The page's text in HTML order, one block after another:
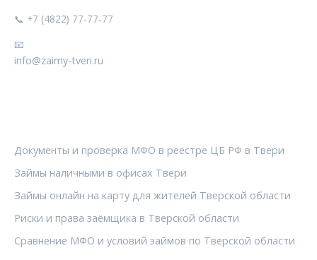
📞 +7 (4822) 77-77-77
📧
info@zaimy-tveri.ru
Документы и проверка МФО в реестре ЦБ РФ в Твери
Займы наличными в офисах Твери
Займы онлайн на карту для жителей Тверской области
Риски и права заёмщика в Тверской области
Сравнение МФО и условий займов по Тверской области